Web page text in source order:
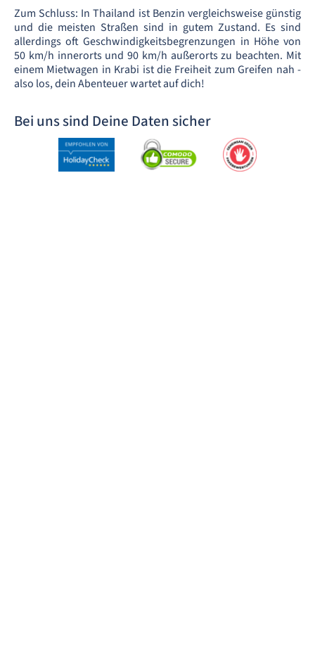
Zum Schluss: In Thailand ist Benzin vergleichsweise günstig
und die meisten Straßen sind in gutem Zustand. Es sind
allerdings oft Geschwindigkeitsbegrenzungen in Höhe von
50 km/h innerorts und 90 km/h außerorts zu beachten. Mit
einem Mietwagen in Krabi ist die Freiheit zum Greifen nah -
also los, dein Abenteuer wartet auf dich!
Bei uns sind Deine Daten sicher